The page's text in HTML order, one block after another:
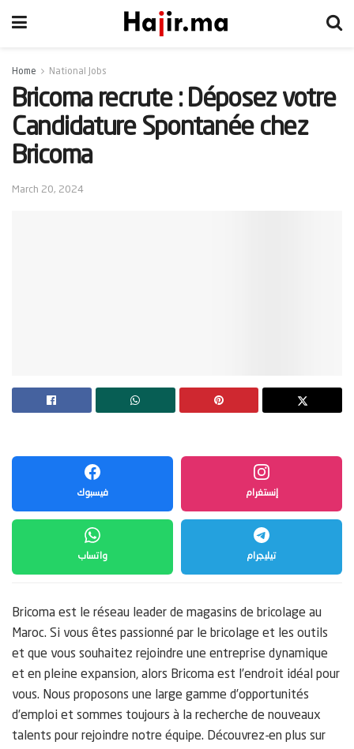
Home National Jobs
Bricoma recrute : Déposez votre
Candidature Spontanée chez
Bricoma
March 20, 2024
فيسبوك إنستغرام
واتساب تيليجرام
Bricoma est le réseau leader de magasins de bricolage au
Maroc. Si vous êtes passionné par le bricolage et les outils
et que vous souhaitez rejoindre une entreprise dynamique
et en pleine expansion, alors Bricoma est l’endroit idéal pour
vous. Nous proposons une large gamme d’opportunités
d’emploi et sommes toujours à la recherche de nouveaux
talents pour rejoindre notre équipe. Découvrez-en plus sur